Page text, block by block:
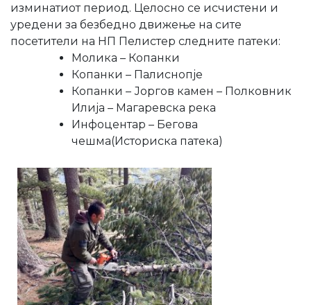
изминатиот период. Целосно се исчистени и
уредени за безбедно движење на сите
посетители на НП Пелистер следните патеки:
Молика – Копанки
Копанки – Палиснопје
Копанки – Јоргов камен – Полковник
Илија – Магаревска река
Инфоцентар – Бегова
чешма(Историска патека)